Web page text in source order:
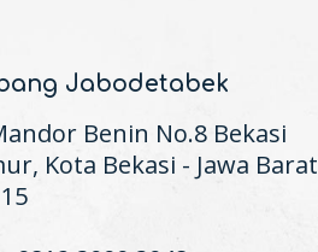
Jabodetabek
Benin No.8 Bekasi
Kota Bekasi - Jawa Barat